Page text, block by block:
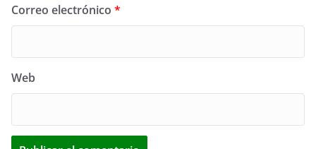
Correo electrónico *
Web